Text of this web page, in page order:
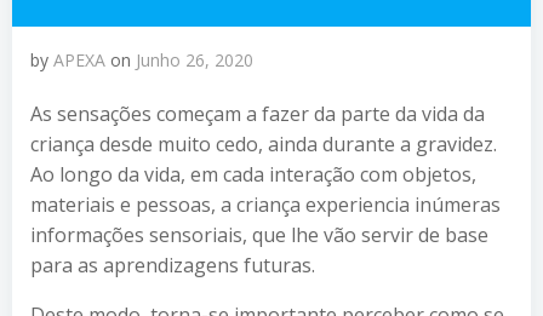
by APEXA on Junho 26, 2020
As sensações começam a fazer da parte da vida da
criança desde muito cedo, ainda durante a gravidez.
Ao longo da vida, em cada interação com objetos,
materiais e pessoas, a criança experiencia inúmeras
informações sensoriais, que lhe vão servir de base
para as aprendizagens futuras.